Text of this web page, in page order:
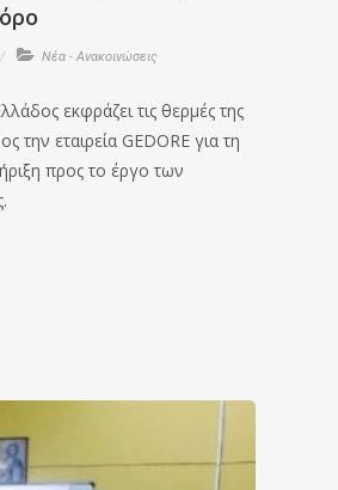
Νέα - Ανακοινώσεις
εκφράζει τις θερμές της
την εταιρεία GEDORE για τη
προς το έργο των